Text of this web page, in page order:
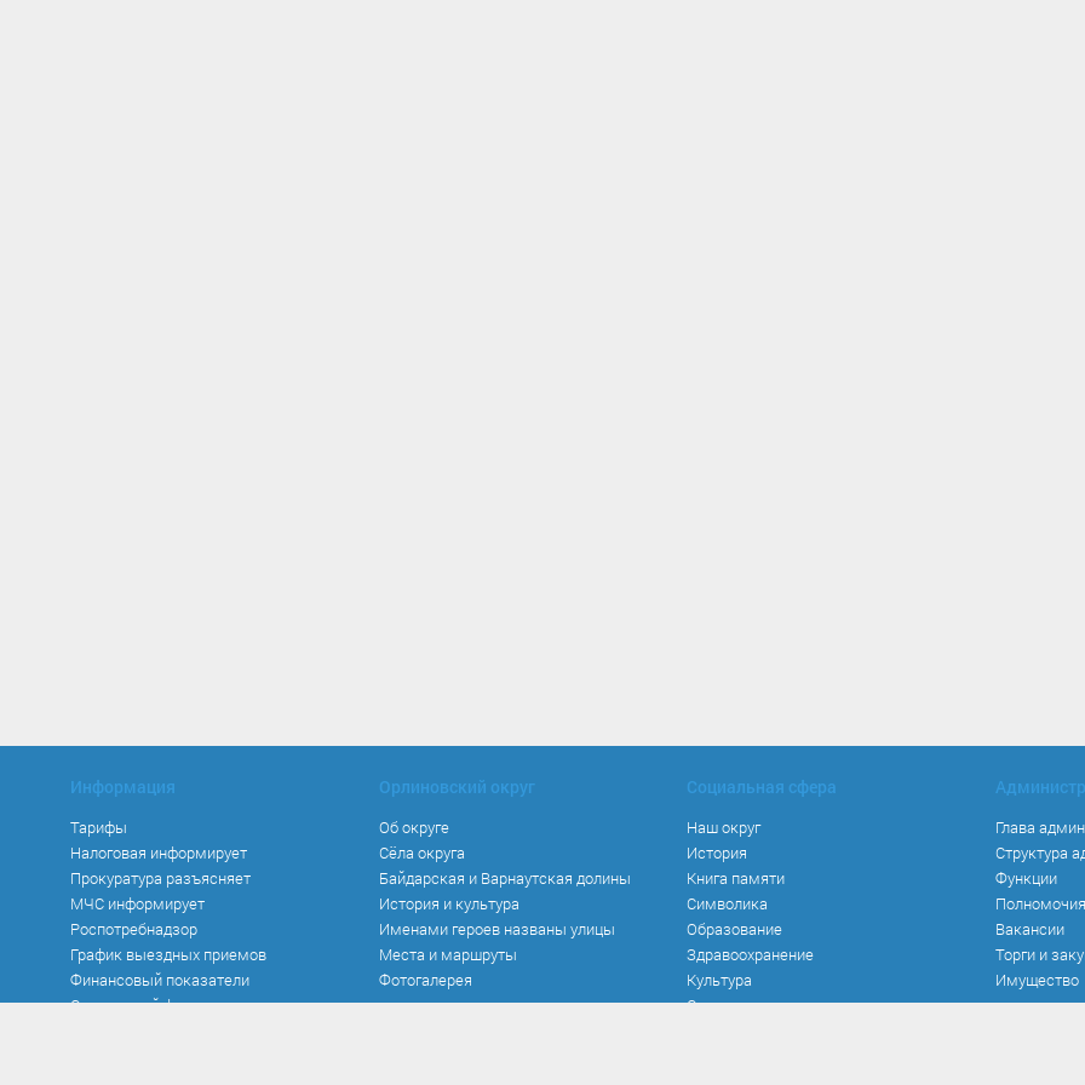
Информация
Тарифы
Налоговая информирует
Прокуратура разъясняет
МЧС информирует
Роспотребнадзор
График выездных приемов
Финансовый показатели
Социальный фонд
Орлиновский округ
Об округе
Сёла округа
Байдарская и Варнаутская долины
История и культура
Именами героев названы улицы
Места и маршруты
Фотогалерея
Социальная сфера
Наш округ
История
Книга памяти
Символика
Образование
Здравоохранение
Культура
Спорт
Глава
Структура
Функции
Полномочия
Вакансии
Торги и
Имущество